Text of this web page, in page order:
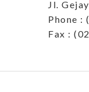
Jl.
Phone :
Fax :